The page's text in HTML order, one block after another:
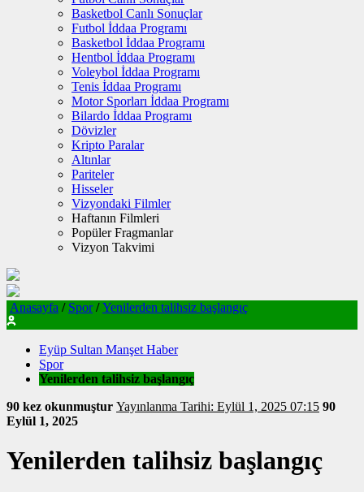
Basketbol Canlı Sonuçlar
Futbol İddaa Programı
Basketbol İddaa Programı
Hentbol İddaa Programı
Voleybol İddaa Programı
Tenis İddaa Programı
Motor Sporları İddaa Programı
Bilardo İddaa Programı
Dövizler
Kripto Paralar
Altınlar
Pariteler
Hisseler
Vizyondaki Filmler
Haftanın Filmleri
Popüler Fragmanlar
Vizyon Takvimi
Anasayfa / Spor / Yenilerden talihsiz başlangıç
Eyüp Sultan Manşet Haber
Spor
Yenilerden talihsiz başlangıç
90 kez okunmuştur
Yayınlanma Tarihi: Eylül 1, 2025 07:15 90
Eylül 1, 2025
Yenilerden talihsiz başlangıç